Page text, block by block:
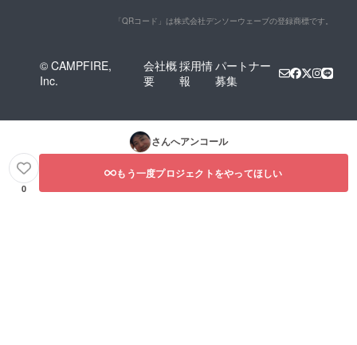
「QRコード」は株式会社デンソーウェーブの登録商標です。
© CAMPFIRE,
Inc.
会社概
要
採用情
報
パートナー
募集
さんへアンコール
0
もう一度プロジェクトをやってほしい